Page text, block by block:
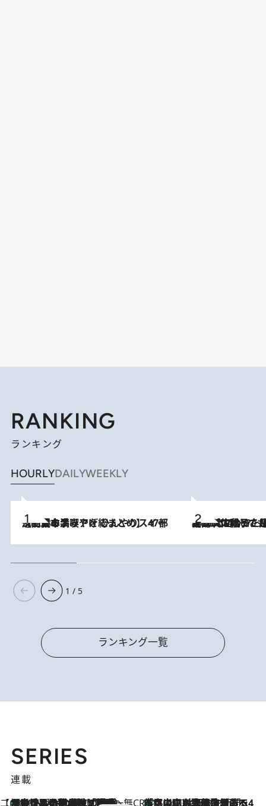
RANKING
ランキング
HOURLYDAILYWEEKLY
2026.8.5
【西日本エリアを総まとめ】 47都道府県の手みやげ ひんやりスイーツで夏を満喫 2026.8.5
【阿川佐和子さんの年とる力】なぜ70代で始めた趣味は“こんなに楽しい”のか？ ピアノ、俳句…スランプに陥っても続けられる“ある秘訣”とは
1 / 5
ランキング一覧
SERIES
連載
【CREA×星野リゾート】唯一無二。癒しと発見が待つ場所へ
16 Minutes Ago
【トンボの足水浴】ヒノキの香りに包まれて涼感マックス！約13℃の湧水かけ流しを避暑地「星野温泉 トンボの湯」で体験 CREA'S CHOICE
2 Hours Ago
「立川にも歌舞伎があるんだよ」 片岡仁左衛門・市川中車ら豪華座組みで4年目の立川立飛歌舞伎へ